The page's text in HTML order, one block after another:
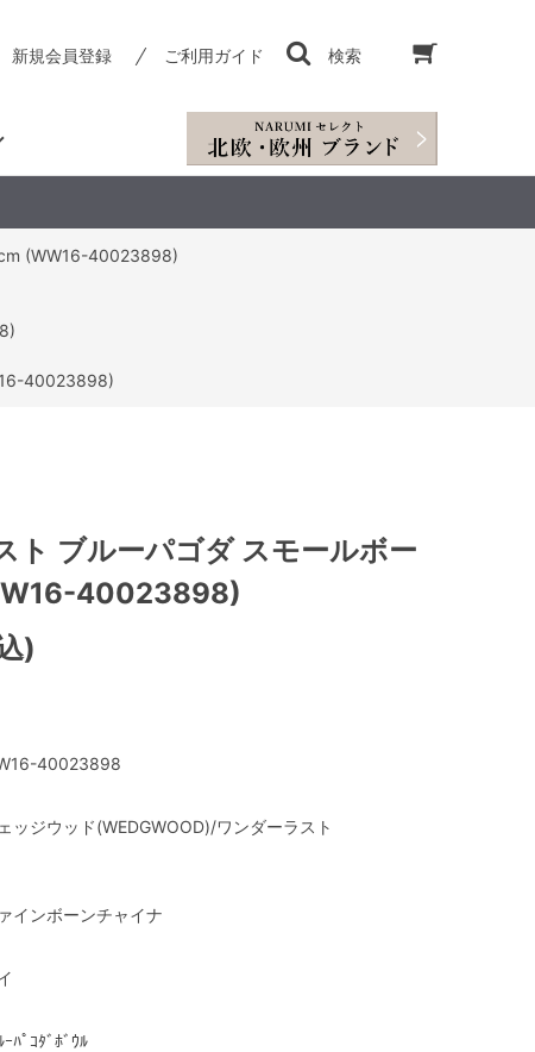
新規会員登録 ご利用ガイド 検索
(WW16-40023898)
40023898)
ト ブルーパゴダ スモールボー
40023898)
)
40023898
ッジウッド(WEDGWOOD)/ワンダーラスト
インボーンチャイナ
ｰﾊﾟｺﾀﾞﾎﾞｳﾙ